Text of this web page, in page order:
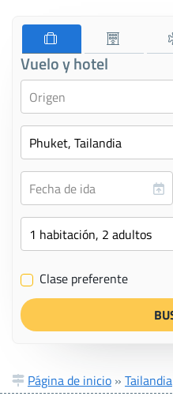
Vuelo y hotel
✔ Clase preferente
Página de inicio » Tailandia